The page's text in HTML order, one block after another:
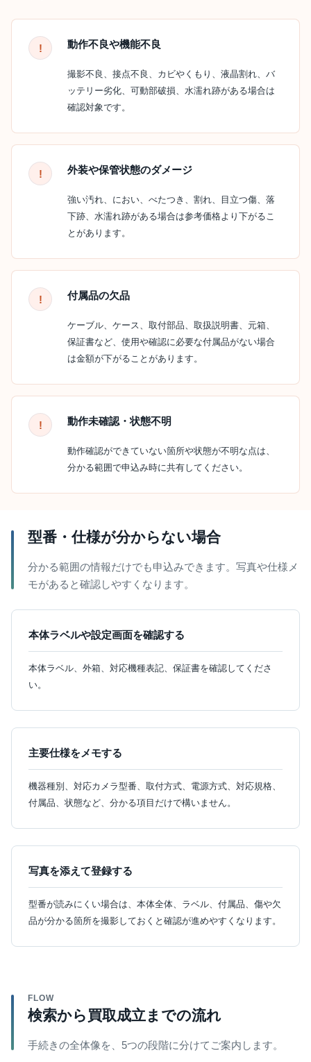
動作不良や機能不良
撮影不良、接点不良、カビやくもり、液晶割れ、バ
ッテリー劣化、可動部破損、水濡れ跡がある場合は
確認対象です。
外装や保管状態のダメージ
強い汚れ、におい、べたつき、割れ、目立つ傷、落
下跡、水濡れ跡がある場合は参考価格より下がるこ
とがあります。
付属品の欠品
ケーブル、ケース、取付部品、取扱説明書、元箱、
保証書など、使用や確認に必要な付属品がない場合
は金額が下がることがあります。
動作未確認・状態不明
動作確認ができていない箇所や状態が不明な点は、
分かる範囲で申込み時に共有してください。
型番・仕様が分からない場合
分かる範囲の情報だけでも申込みできます。写真や仕様メ
モがあると確認しやすくなります。
本体ラベルや設定画面を確認する
本体ラベル、外箱、対応機種表記、保証書を確認してくださ
い。
主要仕様をメモする
機器種別、対応カメラ型番、取付方式、電源方式、対応規格、
付属品、状態など、分かる項目だけで構いません。
写真を添えて登録する
型番が読みにくい場合は、本体全体、ラベル、付属品、傷や欠
品が分かる箇所を撮影しておくと確認が進めやすくなります。
FLOW
検索から買取成立までの流れ
手続きの全体像を、5つの段階に分けてご案内します。